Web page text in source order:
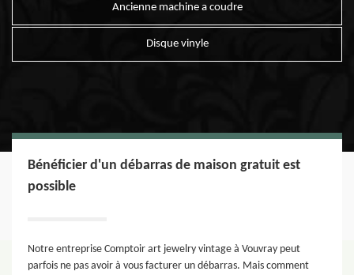
Ancienne machine a coudre
Disque vinyle
Bénéficier d'un débarras de maison gratuit est
possible
Notre entreprise Comptoir art jewelry vintage à Vouvray peut
parfois ne pas avoir à vous facturer un débarras. Mais comment